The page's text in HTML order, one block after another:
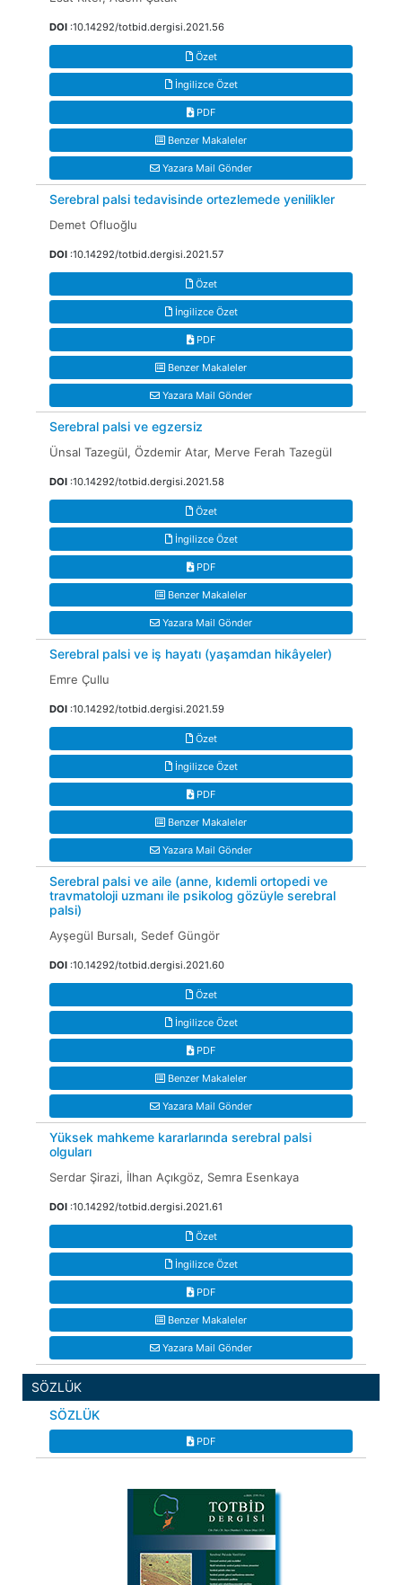
DOI :10.14292/totbid.dergisi.2021.56
Özet
İngilizce Özet
PDF
Benzer Makaleler
Yazara Mail Gönder
Serebral palsi tedavisinde ortezlemede yenilikler
Demet Ofluoğlu
DOI :10.14292/totbid.dergisi.2021.57
Özet
İngilizce Özet
PDF
Benzer Makaleler
Yazara Mail Gönder
Serebral palsi ve egzersiz
Ünsal Tazegül, Özdemir Atar, Merve Ferah Tazegül
DOI :10.14292/totbid.dergisi.2021.58
Özet
İngilizce Özet
PDF
Benzer Makaleler
Yazara Mail Gönder
Serebral palsi ve iş hayatı (yaşamdan hikâyeler)
Emre Çullu
DOI :10.14292/totbid.dergisi.2021.59
Özet
İngilizce Özet
PDF
Benzer Makaleler
Yazara Mail Gönder
Serebral palsi ve aile (anne, kıdemli ortopedi ve
travmatoloji uzmanı ile psikolog gözüyle serebral
palsi)
Ayşegül Bursalı, Sedef Güngör
DOI :10.14292/totbid.dergisi.2021.60
Özet
İngilizce Özet
PDF
Benzer Makaleler
Yazara Mail Gönder
Yüksek mahkeme kararlarında serebral palsi
olguları
Serdar Şirazi, İlhan Açıkgöz, Semra Esenkaya
DOI :10.14292/totbid.dergisi.2021.61
Özet
İngilizce Özet
PDF
Benzer Makaleler
Yazara Mail Gönder
SÖZLÜK
SÖZLÜK
PDF